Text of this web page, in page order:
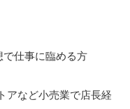
仕事に臨める方
アなど小売業で店長経